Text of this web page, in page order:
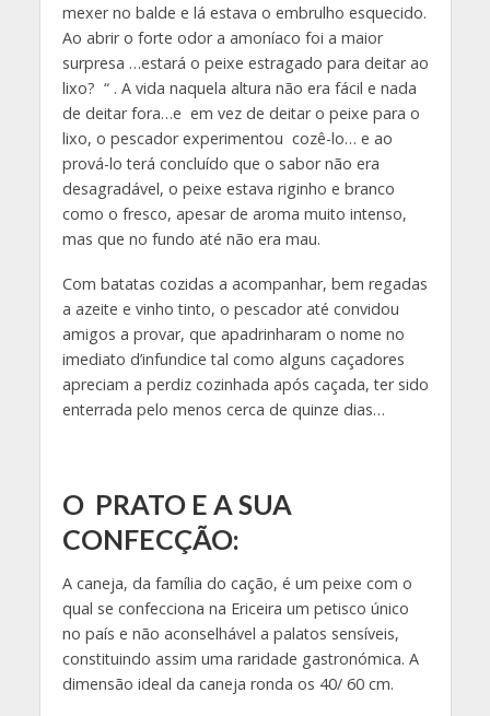
mexer no balde e lá estava o embrulho esquecido.
Ao abrir o forte odor a amoníaco foi a maior
surpresa …estará o peixe estragado para deitar ao
lixo? “ . A vida naquela altura não era fácil e nada
de deitar fora…e em vez de deitar o peixe para o
lixo, o pescador experimentou cozê-lo… e ao
prová-lo terá concluído que o sabor não era
desagradável, o peixe estava riginho e branco
como o fresco, apesar de aroma muito intenso,
mas que no fundo até não era mau.
Com batatas cozidas a acompanhar, bem regadas
a azeite e vinho tinto, o pescador até convidou
amigos a provar, que apadrinharam o nome no
imediato d’infundice tal como alguns caçadores
apreciam a perdiz cozinhada após caçada, ter sido
enterrada pelo menos cerca de quinze dias…
O PRATO E A SUA
CONFECÇÃO:
A caneja, da família do cação, é um peixe com o
qual se confecciona na Ericeira um petisco único
no país e não aconselhável a palatos sensíveis,
constituindo assim uma raridade gastronómica. A
dimensão ideal da caneja ronda os 40/ 60 cm.